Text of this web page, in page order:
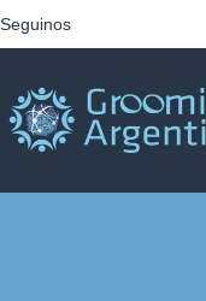
Seguinos